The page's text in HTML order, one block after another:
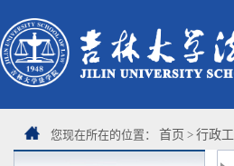
您现在所在的位置： 首页 > 行政